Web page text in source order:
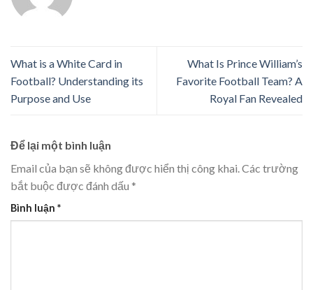
What is a White Card in
Football? Understanding its
Purpose and Use
What Is Prince William’s
Favorite Football Team? A
Royal Fan Revealed
Để lại một bình luận
Email của bạn sẽ không được hiển thị công khai.Các trường
bắt buộc được đánh dấu *
Bình luận *